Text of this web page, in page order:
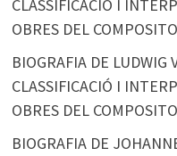
CLASSIFICACIÓ I
OBRES DEL
BIOGRAFIA DE
CLASSIFICACIÓ I
OBRES DEL
BIOGRAFIA DE